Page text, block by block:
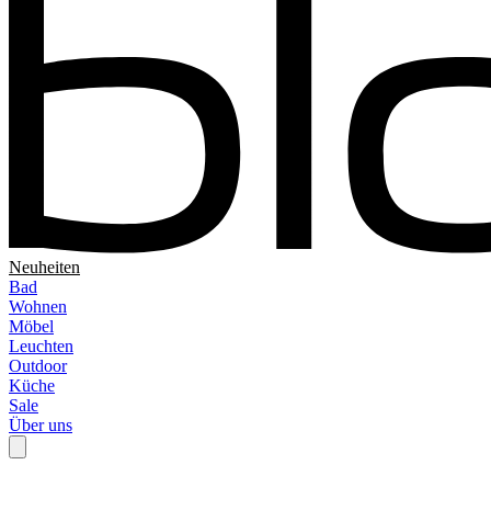
Neuheiten
Bad
Wohnen
Möbel
Leuchten
Outdoor
Küche
Sale
Über uns